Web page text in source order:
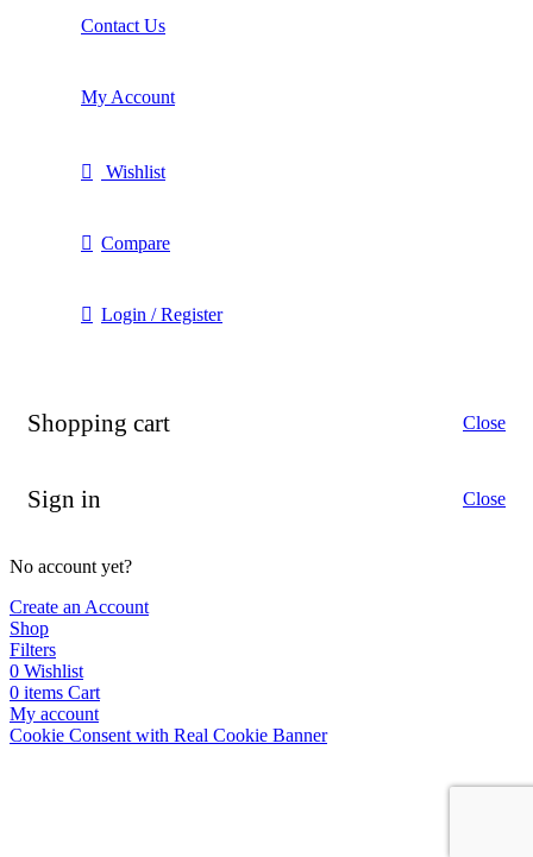
Contact Us
My Account
Wishlist
Compare
Login / Register
Shopping cart Close
Sign in Close
No account yet?
Create an Account
Shop
Filters
0 Wishlist
0 items Cart
My account
Cookie Consent with Real Cookie Banner